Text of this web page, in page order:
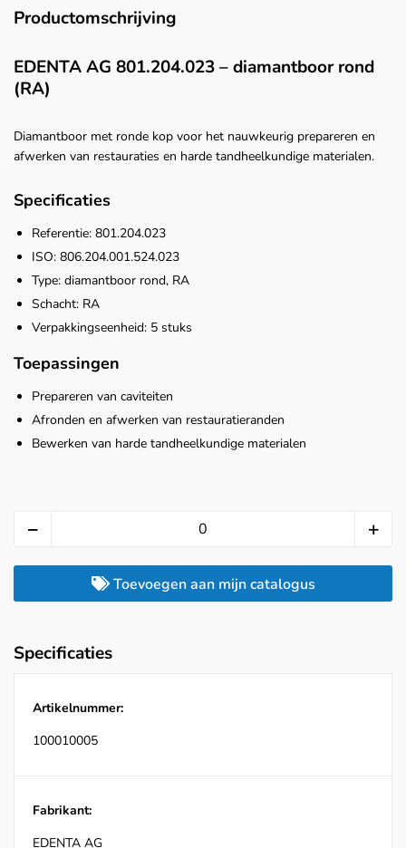
Productomschrijving
EDENTA AG 801.204.023 – diamantboor rond
(RA)
Diamantboor met ronde kop voor het nauwkeurig prepareren en
afwerken van restauraties en harde tandheelkundige materialen.
Specificaties
Referentie: 801.204.023
ISO: 806.204.001.524.023
Type: diamantboor rond, RA
Schacht: RA
Verpakkingseenheid: 5 stuks
Toepassingen
Prepareren van caviteiten
Afronden en afwerken van restauratieranden
Bewerken van harde tandheelkundige materialen
Toevoegen aan mijn catalogus
Specificaties
Artikelnummer:
100010005
Fabrikant:
EDENTA AG